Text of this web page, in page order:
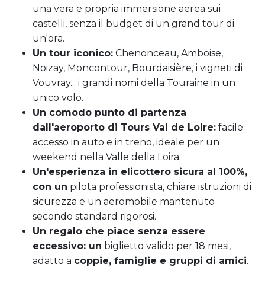
una vera e propria immersione aerea sui
castelli, senza il budget di un grand tour di
un'ora.
Un tour iconico: Chenonceau, Amboise,
Noizay, Moncontour, Bourdaisière, i vigneti di
Vouvray... i grandi nomi della Touraine in un
unico volo.
Un comodo punto di partenza
dall'aeroporto di Tours Val de Loire: facile
accesso in auto e in treno, ideale per un
weekend nella Valle della Loira.
Un'esperienza in elicottero sicura al 100%,
con un pilota professionista, chiare istruzioni di
sicurezza e un aeromobile mantenuto
secondo standard rigorosi.
Un regalo che piace senza essere
eccessivo: un biglietto valido per 18 mesi,
adatto a coppie, famiglie e gruppi di amici.